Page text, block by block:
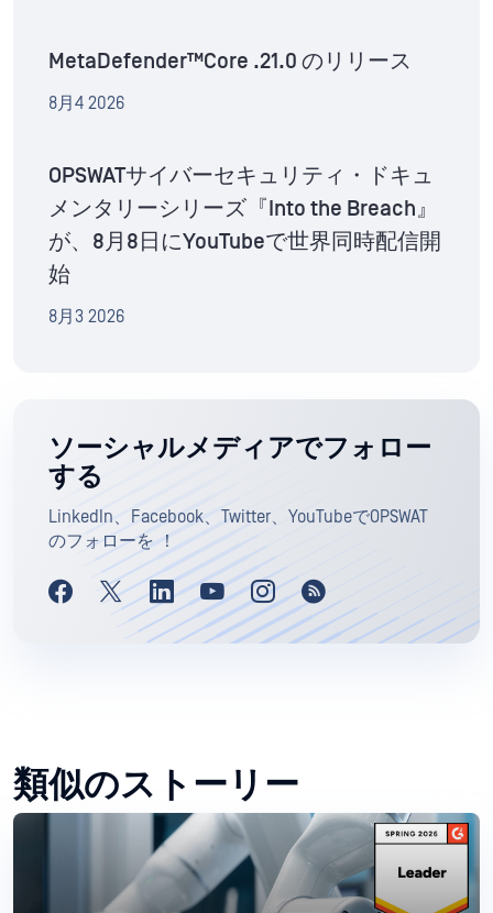
MetaDefender™Core .21.0 のリリース
8月4 2026
OPSWATサイバーセキュリティ・ドキュ
メンタリーシリーズ『Into the Breach』
が、8月8日にYouTubeで世界同時配信開
始
8月3 2026
ソーシャルメディアでフォロー
する
LinkedIn、Facebook、Twitter、YouTubeでOPSWAT
のフォローを ！
類似のストーリー